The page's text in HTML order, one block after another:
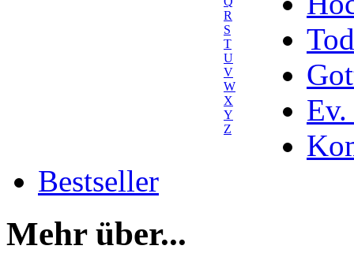
R
S
T
U
V
W
X
Y
Z
Ev.
Bestseller
Mehr über...